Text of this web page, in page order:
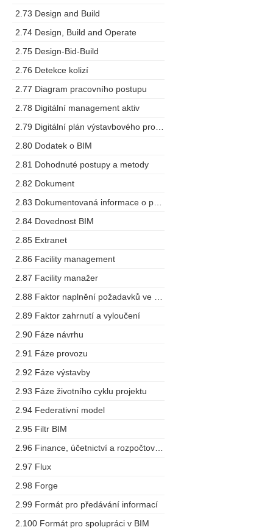
2.73 Design and Build
2.74 Design, Build and Operate
2.75 Design-Bid-Build
2.76 Detekce kolizí
2.77 Diagram pracovního postupu
2.78 Digitální management aktiv
2.80 Dodatek o BIM
2.81 Dohodnuté postupy a metody
2.82 Dokument
2.84 Dovednost BIM
2.85 Extranet
2.86 Facility management
2.87 Facility manažer
2.89 Faktor zahrnutí a vyloučení
2.90 Fáze návrhu
2.91 Fáze provozu
2.92 Fáze výstavby
2.93 Fáze životního cyklu projektu
2.94 Federativní model
2.95 Filtr BIM
2.97 Flux
2.98 Forge
2.99 Formát pro předávání informací
2.100 Formát pro spolupráci v BIM